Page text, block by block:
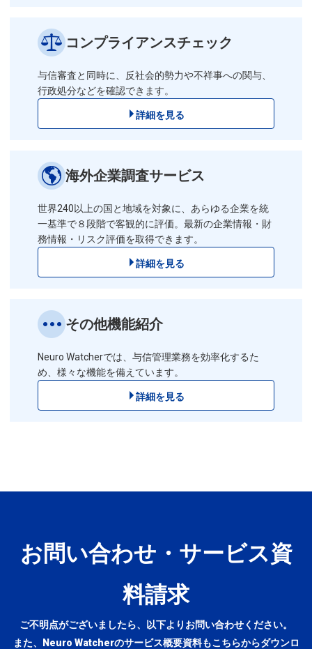
コンプライアンスチェック
与信審査と同時に、反社会的勢力や不祥事への関与、
行政処分などを確認できます。
詳細を見る
海外企業調査サービス
世界240以上の国と地域を対象に、あらゆる企業を統
一基準で８段階で客観的に評価。最新の企業情報・財
務情報・リスク評価を取得できます。
詳細を見る
その他機能紹介
Neuro Watcherでは、与信管理業務を効率化するた
め、様々な機能を備えています。
詳細を見る
お問い合わせ・サービス資
料請求
ご不明点がございましたら、以下よりお問い合わせください。
また、Neuro Watcherのサービス概要資料もこちらからダウンロ